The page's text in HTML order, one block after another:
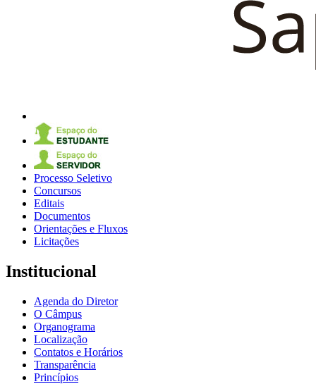
Processo Seletivo
Concursos
Editais
Documentos
Orientações e Fluxos
Licitações
Institucional
Agenda do Diretor
O Câmpus
Organograma
Localização
Contatos e Horários
Transparência
Princípios